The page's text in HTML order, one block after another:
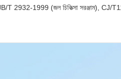
T 2932-1999 (জল চিকিত্সা সরঞ্জাম), CJ/